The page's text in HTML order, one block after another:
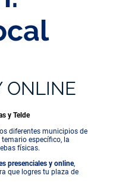
ONLINE
y Telde
diferentes municipios de
específico, la
físicas.
presenciales y online,
que logres tu plaza de